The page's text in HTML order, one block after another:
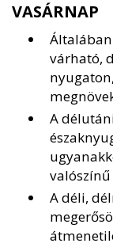
VASÁRNAP
várható,
A
valószínű
A déli,